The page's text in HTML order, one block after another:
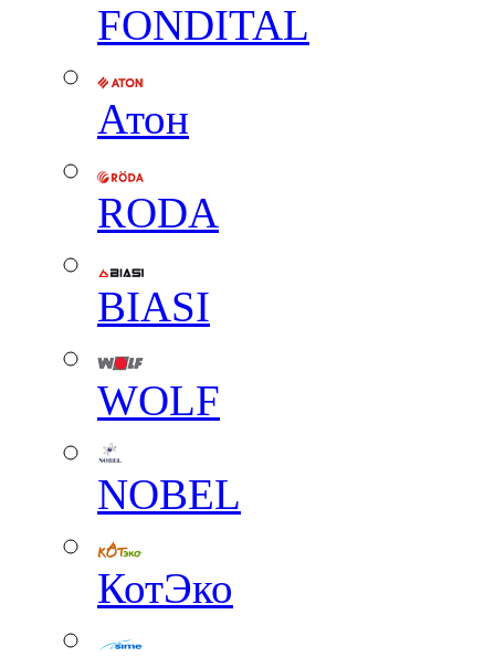
FONDITAL
Атон
RODA
BIASI
WOLF
NOBEL
КотЭко